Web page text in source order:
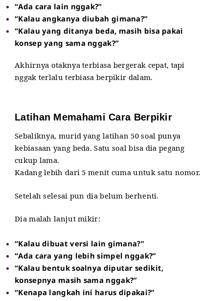
“Ada cara lain nggak?”
“Kalau angkanya diubah gimana?”
“Kalau yang ditanya beda, masih bisa pakai
konsep yang sama nggak?”
Akhirnya otaknya terbiasa bergerak cepat, tapi
nggak terlalu terbiasa berpikir dalam.
Latihan Memahami Cara Berpikir
Sebaliknya, murid yang latihan 50 soal punya
kebiasaan yang beda. Satu soal bisa dia pegang
cukup lama.
Kadang lebih dari 5 menit cuma untuk satu nomor.
Setelah selesai pun dia belum berhenti.
Dia malah lanjut mikir:
“Kalau dibuat versi lain gimana?”
“Ada cara yang lebih simpel nggak?”
“Kalau bentuk soalnya diputar sedikit,
konsepnya masih sama nggak?”
“Kenapa langkah ini harus dipakai?”